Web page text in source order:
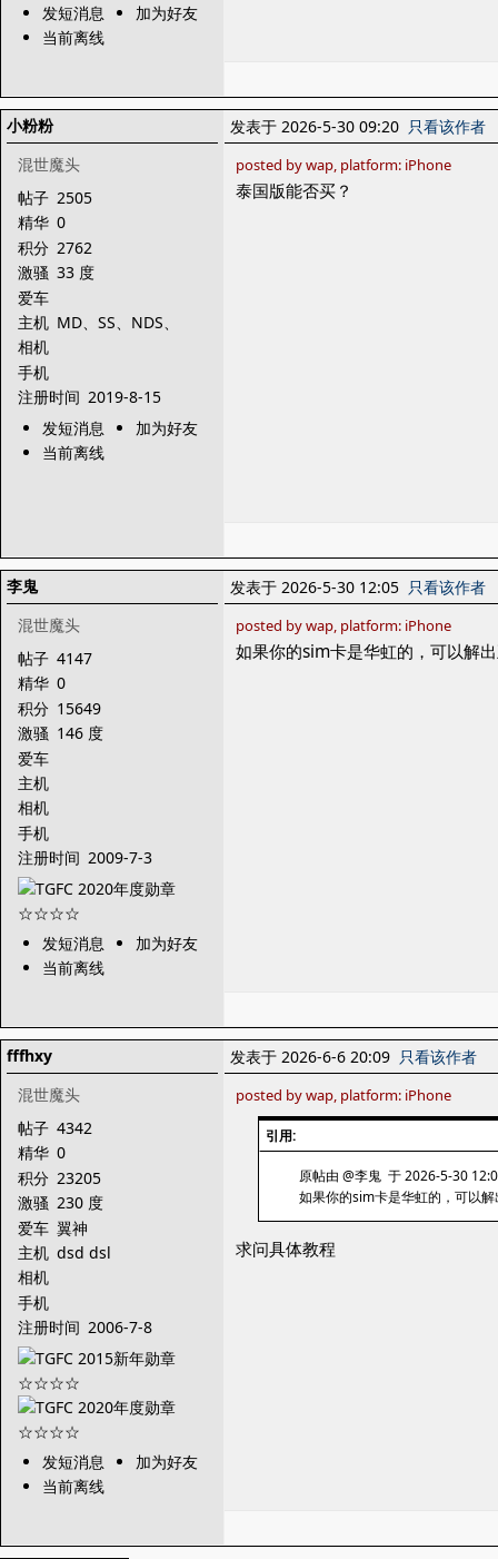
发短消息
加为好友
当前离线
小粉粉
混世魔头
帖子 2505
精华 0
积分 2762
激骚 33 度
爱车
主机 MD、SS、NDS、
相机
手机
注册时间 2019-8-15
发短消息
加为好友
当前离线
发表于 2026-5-30 09:20 只看该作者
posted by wap, platform: iPhone
泰国版能否买？
李鬼
混世魔头
帖子 4147
精华 0
积分 15649
激骚 146 度
爱车
主机
相机
手机
注册时间 2009-7-3
发短消息
加为好友
当前离线
发表于 2026-5-30 12:05 只看该作者
posted by wap, platform: iPhone
如果你的sim卡是华虹的，可以解
fffhxy
混世魔头
帖子 4342
精华 0
积分 23205
激骚 230 度
爱车 翼神
主机 dsd dsl
相机
手机
注册时间 2006-7-8
发短消息
加为好友
当前离线
发表于 2026-6-6 20:09 只看该作者
posted by wap, platform: iPhone
引用:
原帖由 @李鬼 于 2026-5-30
如果你的sim卡是华虹的，可以
求问具体教程